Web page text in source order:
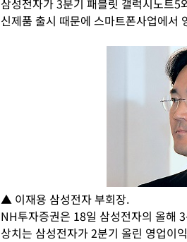
삼성전자가 3분기 패블릿 갤럭시노트
신제품 출시 때문에 스마트폰사업에서
▲ 이재용 삼성전자 부회장.
NH투자증권은 18일 삼성전자의 올해
상치는 삼성전자가 2분기 올린 영업이